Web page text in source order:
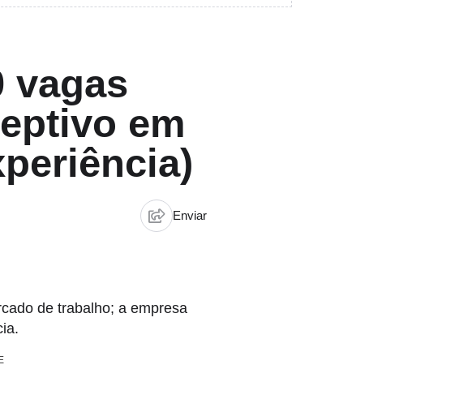
vagas
em
Enviar
de trabalho; a empresa